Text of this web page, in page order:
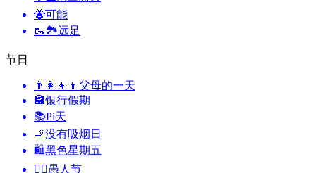
🐝可能
🥾🏞️远足
节日
👨‍👩‍👧‍👦 父母的一天
🏦银行假期
📚Pi天
🚬没有吸烟日
🛍黑色星期五
🙆‍♂️愚人节